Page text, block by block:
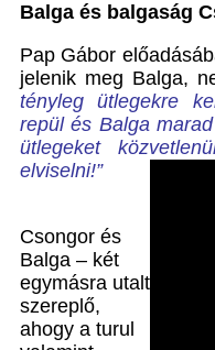
Balga és balgaság
Pap Gábor
jelenik meg Balga,
tényleg ütlegekre
repül és Balga
ütlegeket
elviselni!”
Csongor és
Balga – két
egymásra utalt
szereplő,
ahogy a turul